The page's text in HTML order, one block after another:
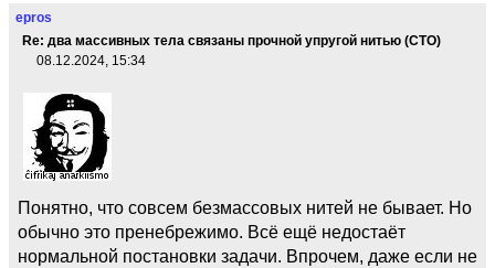
epros
Re: два массивных тела связаны прочной упругой нитью (СТО)
08.12.2024, 15:34
Понятно, что совсем безмассовых нитей не бывает. Но
обычно это пренебрежимо. Всё ещё недостаёт
нормальной постановки задачи. Впрочем, даже если не